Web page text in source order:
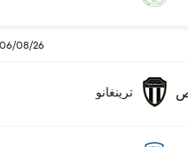
06/08/26
ترينغانو